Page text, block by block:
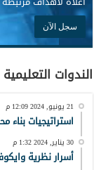
الندوات التعليمية
21 يونيو, 2024 12:09 م
استراتيجيات بناء
30 يناير, 2024 1:32 م
أسرار نظرية